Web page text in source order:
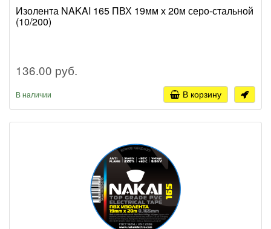
Изолента NAKAI 165 ПВХ 19мм х 20м серо-стальной
(10/200)
136.00 руб.
В наличии В корзину